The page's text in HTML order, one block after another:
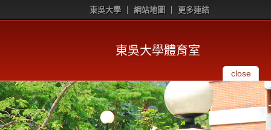
東吳大學 網站地圖 更多連結
東吳大學體育室
close